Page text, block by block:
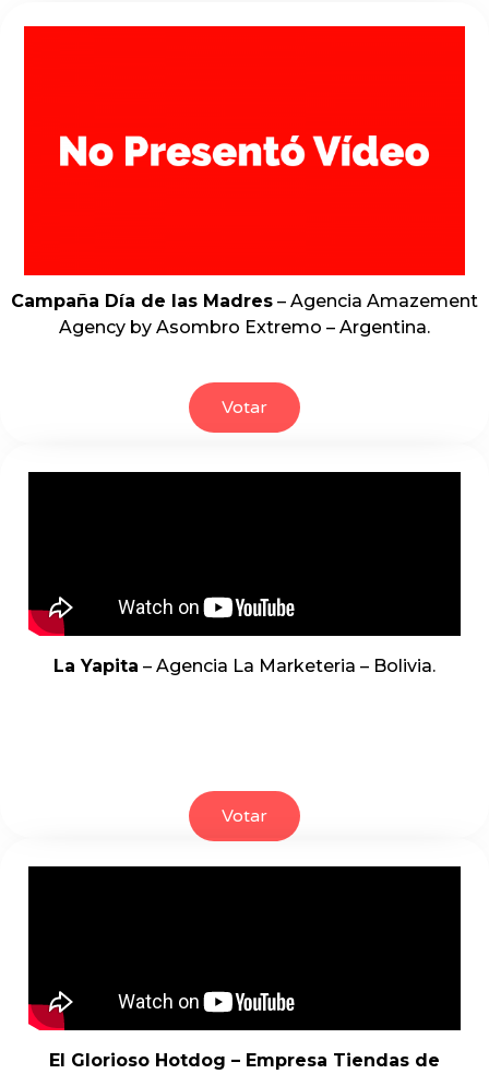
Campaña Día de las Madres – Agencia Amazement
Agency by Asombro Extremo – Argentina.
Votar
La Yapita – Agencia La Marketeria – Bolivia.
Votar
El Glorioso Hotdog – Empresa Tiendas de